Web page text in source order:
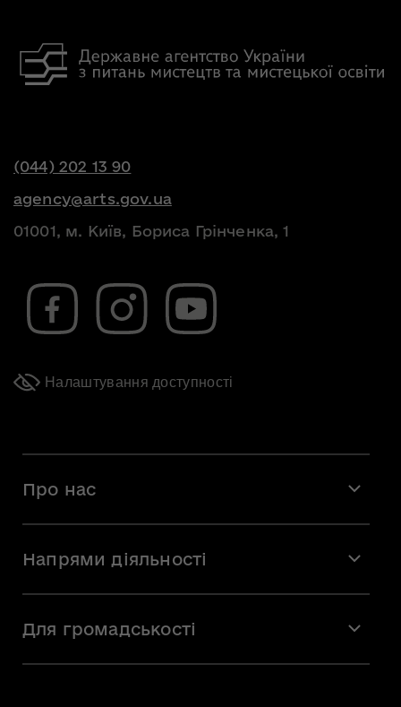
(044) 202 13 90
agency@arts.gov.ua
01001, м. Київ, Бориса Грінченка, 1
Налаштування доступності
Про нас
Команда
Вакансії
Напрями діяльності
Мистецька освіта
Для громадськості